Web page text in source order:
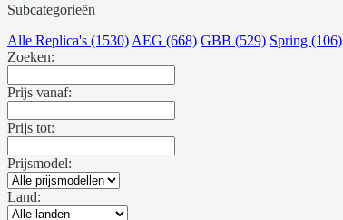
Subcategorieën
Alle Replica's (1530) AEG (668) GBB (529) Spring (106)
Zoeken:
Prijs vanaf:
Prijs tot:
Prijsmodel:
Land: